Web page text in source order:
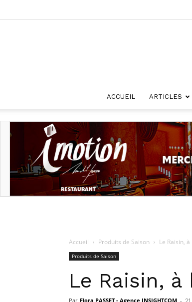
ACCUEIL ARTICLES
Accueil Produits de Saison Le Raisin,
Produits de Saison
Le Raisin,
Par Flora PASSET - Agence INSIGHTCOM -